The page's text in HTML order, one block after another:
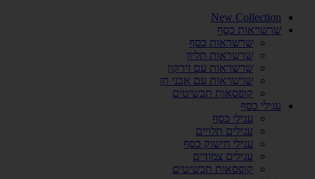
New Collection
שרשראות כסף
שרשראות כסף
שרשראות תליון
שרשראות עם זירקון
שרשראות עם אבני חן
קופסאות תכשיטים
עגילי כסף
עגילי כסף
עגילים תלויים
עגילי חישוק כסף
עגילים צמודים
קופסאות תכשיטים